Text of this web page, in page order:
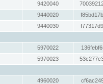
9420040
9440020
9440030
5970022
5970023
4960020